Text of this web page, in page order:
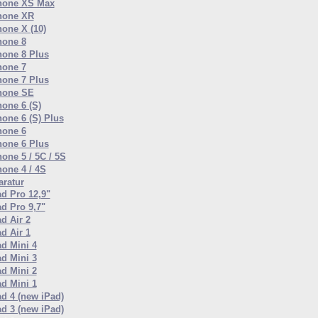
XS Max
XR
X (10)
8
8 Plus
7
7 Plus
SE
6 (S)
6 (S) Plus
6
6 Plus
5 / 5C / 5S
4 / 4S
Pro 12,9"
Pro 9,7"
Air 2
Air 1
Mini 4
Mini 3
Mini 2
Mini 1
4 (new iPad)
3 (new iPad)